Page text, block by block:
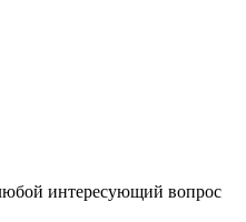
интересующий вопрос